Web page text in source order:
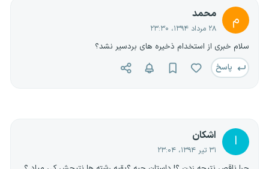
م محمد
۲۸ مرداد ۱۳۹۴، ۲۳:۳۰
سلام خبری از استخدام ذخیره های بردسیر نشد؟
پاسخ
ا اشکان
۳۱ تیر ۱۳۹۴، ۲۳:۰۴